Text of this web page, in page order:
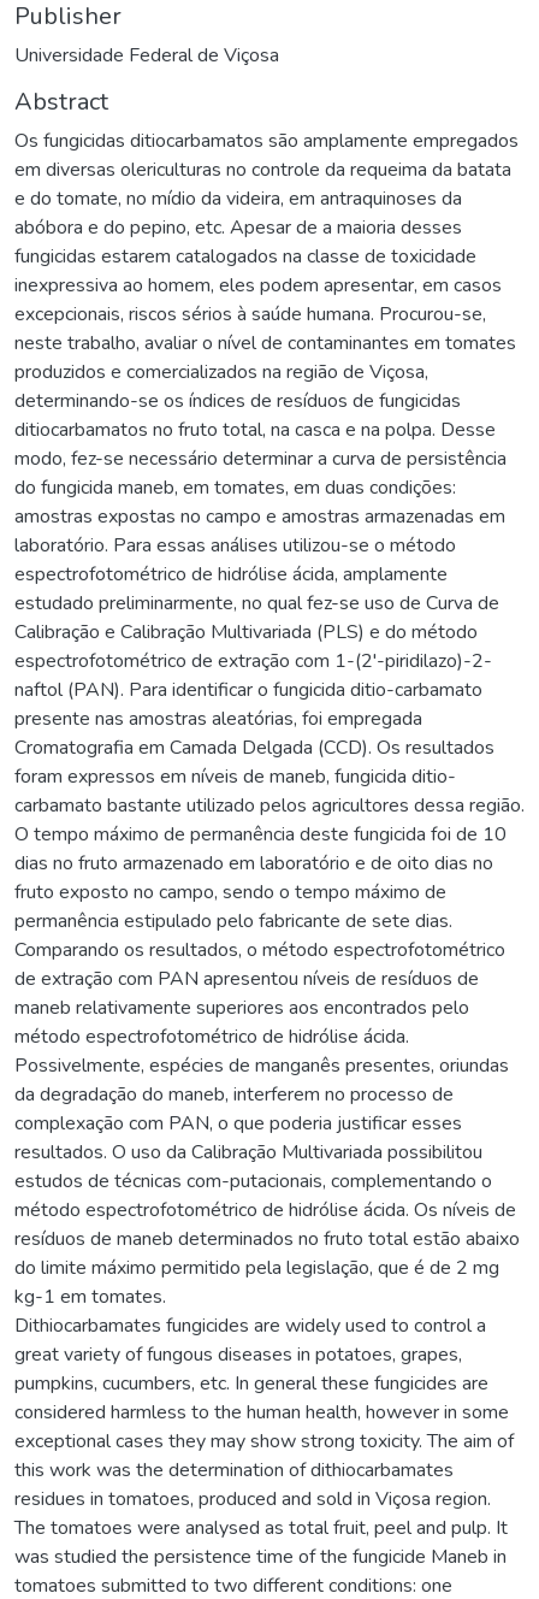
Publisher
Universidade Federal de Viçosa
Abstract
Os fungicidas ditiocarbamatos são amplamente empregados
em diversas olericulturas no controle da requeima da batata
e do tomate, no mídio da videira, em antraquinoses da
abóbora e do pepino, etc. Apesar de a maioria desses
fungicidas estarem catalogados na classe de toxicidade
inexpressiva ao homem, eles podem apresentar, em casos
excepcionais, riscos sérios à saúde humana. Procurou-se,
neste trabalho, avaliar o nível de contaminantes em tomates
produzidos e comercializados na região de Viçosa,
determinando-se os índices de resíduos de fungicidas
ditiocarbamatos no fruto total, na casca e na polpa. Desse
modo, fez-se necessário determinar a curva de persistência
do fungicida maneb, em tomates, em duas condições:
amostras expostas no campo e amostras armazenadas em
laboratório. Para essas análises utilizou-se o método
espectrofotométrico de hidrólise ácida, amplamente
estudado preliminarmente, no qual fez-se uso de Curva de
Calibração e Calibração Multivariada (PLS) e do método
espectrofotométrico de extração com 1-(2'-piridilazo)-2-
naftol (PAN). Para identificar o fungicida ditio-carbamato
presente nas amostras aleatórias, foi empregada
Cromatografia em Camada Delgada (CCD). Os resultados
foram expressos em níveis de maneb, fungicida ditio-
carbamato bastante utilizado pelos agricultores dessa região.
O tempo máximo de permanência deste fungicida foi de 10
dias no fruto armazenado em laboratório e de oito dias no
fruto exposto no campo, sendo o tempo máximo de
permanência estipulado pelo fabricante de sete dias.
Comparando os resultados, o método espectrofotométrico
de extração com PAN apresentou níveis de resíduos de
maneb relativamente superiores aos encontrados pelo
método espectrofotométrico de hidrólise ácida.
Possivelmente, espécies de manganês presentes, oriundas
da degradação do maneb, interferem no processo de
complexação com PAN, o que poderia justificar esses
resultados. O uso da Calibração Multivariada possibilitou
estudos de técnicas com-putacionais, complementando o
método espectrofotométrico de hidrólise ácida. Os níveis de
resíduos de maneb determinados no fruto total estão abaixo
do limite máximo permitido pela legislação, que é de 2 mg
kg-1 em tomates.
Dithiocarbamates fungicides are widely used to control a
great variety of fungous diseases in potatoes, grapes,
pumpkins, cucumbers, etc. In general these fungicides are
considered harmless to the human health, however in some
exceptional cases they may show strong toxicity. The aim of
this work was the determination of dithiocarbamates
residues in tomatoes, produced and sold in Viçosa region.
The tomatoes were analysed as total fruit, peel and pulp. It
was studied the persistence time of the fungicide Maneb in
tomatoes submitted to two different conditions: one